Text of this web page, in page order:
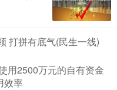
打拼有底气(民生一线)
用2500万元的自有资金
效率